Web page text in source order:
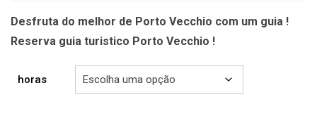
699.00€
Desfruta do melhor de Porto Vecchio com um guia !
Reserva guia turistico Porto Vecchio !
horas